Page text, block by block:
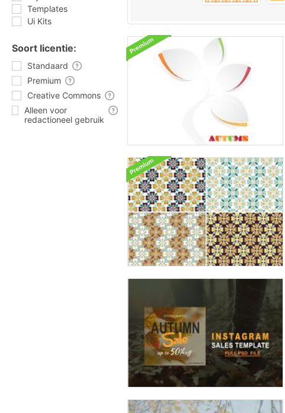
Templates
Ui Kits
Soort licentie:
Standaard
Premium
Creative Commons
Alleen voor
redactioneel gebruik